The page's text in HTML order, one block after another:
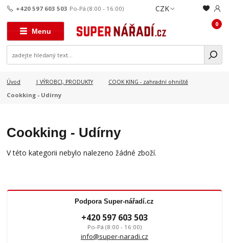
Menu
CZK
+420 597 603 503 Po-Pá (8:00 - 16:00)
0
Úvod | VÝROBCI, PRODUKTY COOK KING - zahradní ohniště
Cookking - Udírny
Cookking - Udírny
V této kategorii nebylo nalezeno žádné zboží.
Podpora Super-nářadí.cz
+420 597 603 503
Po-Pá (8:00 - 16:00)
info@super-naradi.cz